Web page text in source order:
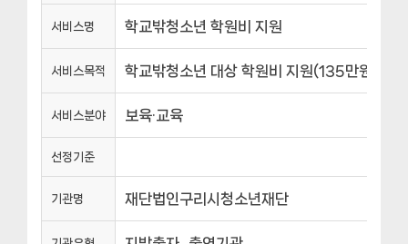
서비스명 학교밖청소년 학원비 지원
서비스목적 학교밖청소년 대상 학원비 지원(135만원 이내)
서비스분야 보육·교육
선정기준
기관명 재단법인구리시청소년재단